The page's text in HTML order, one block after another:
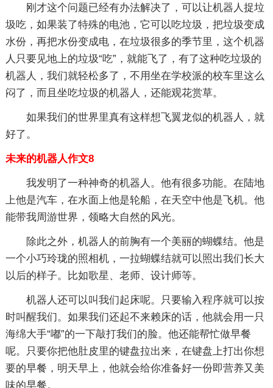
刚才这个问题已经有办法解决了，可以让机器人捉垃
圾吃，如果装了特殊的电池，它可以吃垃圾，把垃圾变成
水份，再把水份变成电，在垃圾很多的季节里，这个机器
人只要见地上的垃圾“吃”，就能飞了，有了这种吃垃圾的
机器人，我们就轻松多了，不用坐在学校派的校车里这么
闷了，而且坐吃垃圾的机器人，还能观花赏草。
如果我们的世界里真有这样想飞翼龙似的机器人，就
好了。
未来的机器人作文8
我发明了一种神奇的机器人。他有很多功能。在陆地
上他是汽车，在水面上他是轮船，在天空中他是飞机。他
能带我周游世界，领略大自然的风光。
除此之外，机器人的前胸有一个美丽的蝴蝶结。他是
一个小巧玲珑的照相机，一拉蝴蝶结就可以照出我们长大
以后的样子。比如歌星、老师、设计师等。
机器人还可以叫我们起床呢。只要输入程序就可以按
时叫醒我们。如果我们还起不来赖床的话，他就会用一只
海绵大手“嘟”的一下敲打我们的脸。他还能帮忙做早餐
呢。只要你把他肚皮里的键盘拉出来，在键盘上打出你想
要的早餐，明天早上，他就会给你准备好一份即营养又美
味的早餐。